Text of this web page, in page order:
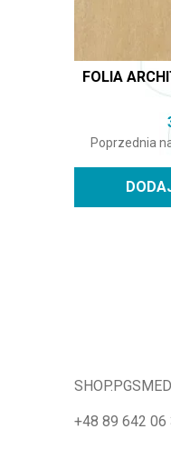
FOLIA
Poprzednia
+48 89 642 06